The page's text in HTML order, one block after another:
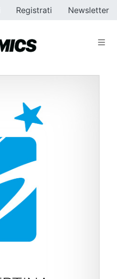
Registrati Newsletter